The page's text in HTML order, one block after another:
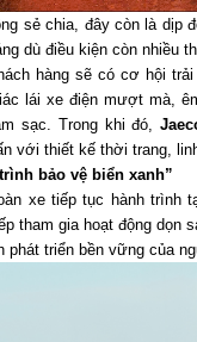
sẻ chia, đây còn là dịp
dù điều kiện còn nhiều
hàng sẽ có cơ hội
lái xe điện mượt mà,
sạc. Trong khi đó,
với thiết kế thời trang,
bảo vệ biển xanh”
xe tiếp tục hành trình
tham gia hoạt động dọn
phát triển bền vững của